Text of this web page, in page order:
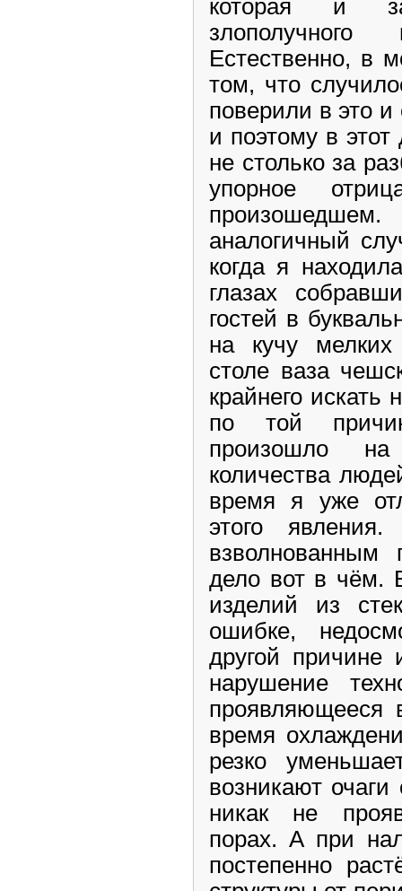
которая и
Естественно, в
том, что
поверили в это
и поэтому в
не столько за
упорное
аналогичный
когда я
глазах
гостей в
на кучу
столе ваза
крайнего искать
по той
произошло на
количества
время я уже
этого
взволнованным
дело вот в чём.
изделий из
ошибке,
другой причине
нарушение
проявляющееся
время
резко
возникают очаги
никак не
порах. А при
постепенно